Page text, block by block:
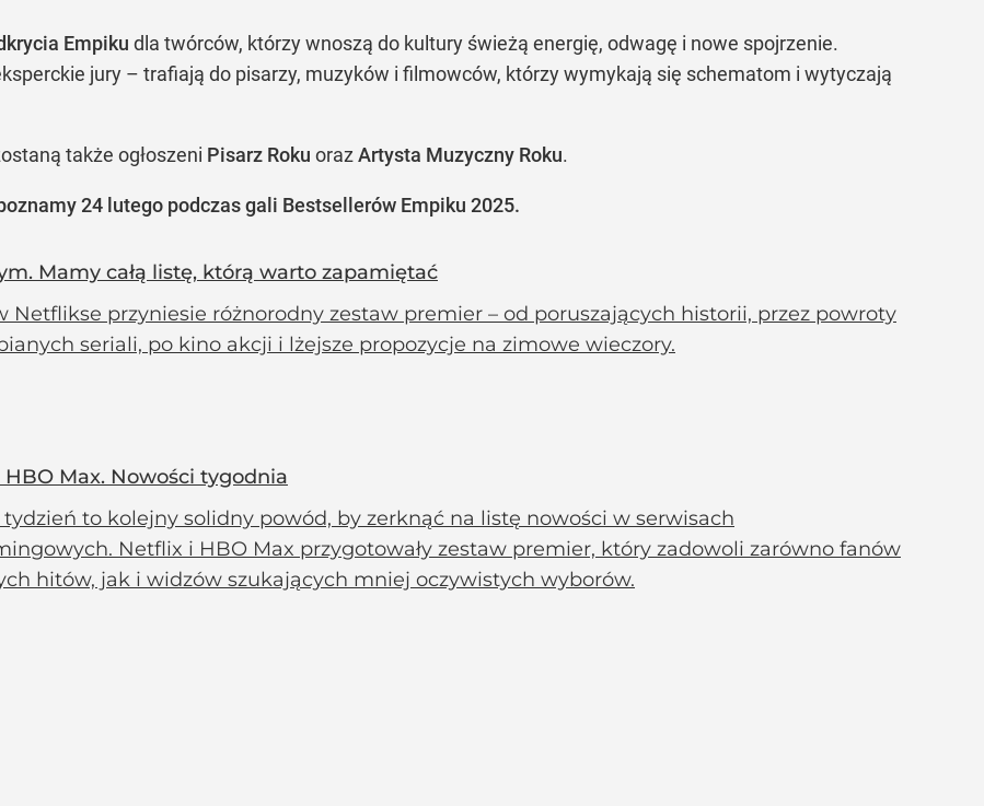
Empiku dla twórców, którzy wnoszą do kultury świeżą energię, odwagę i nowe spojrzenie.
jury – trafiają do pisarzy, muzyków i filmowców, którzy wymykają się schematom i wytyczają
także ogłoszeni Pisarz Roku oraz Artysta Muzyczny Roku.
24 lutego podczas gali Bestsellerów Empiku 2025.
Mamy całą listę, którą warto zapamiętać
Netflikse przyniesie różnorodny zestaw premier – od poruszających historii, przez powroty
seriali, po kino akcji i lżejsze propozycje na zimowe wieczory.
Max. Nowości tygodnia
tydzień to kolejny solidny powód, by zerknąć na listę nowości w serwisach
Netflix i HBO Max przygotowały zestaw premier, który zadowoli zarówno fanów
hitów, jak i widzów szukających mniej oczywistych wyborów.